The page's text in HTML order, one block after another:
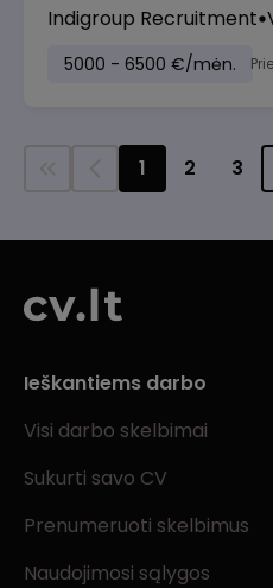
Indigroup Recruitment
5000 - 6500 €/mėn.
1 2 3
Ieškantiems darbo
Visi darbo skelbimai
Sukurti savo CV
Prenumeruoti skelbimus
Naudojimosi sąlygos